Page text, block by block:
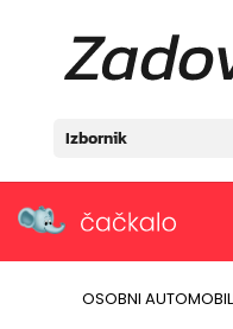
Izbornik